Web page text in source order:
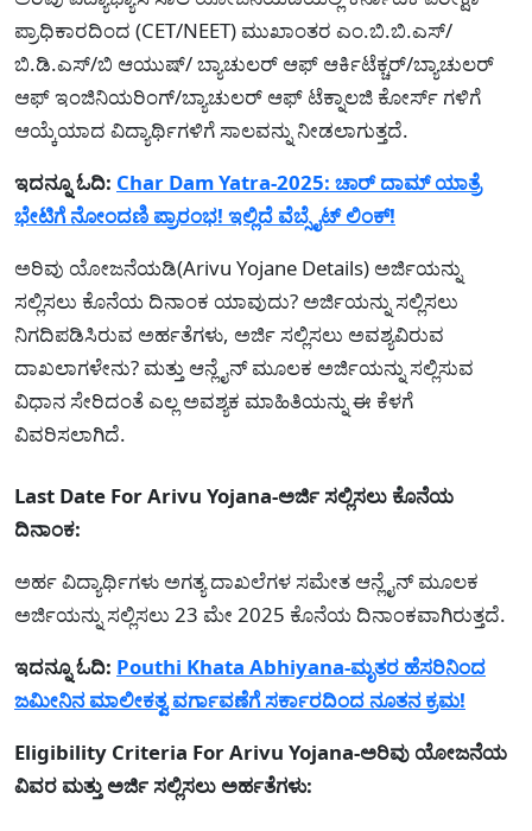
ಪ್ರಾಧಿಕಾರದಿಂದ (CET/NEET) ಮುಖಾಂತರ ಎಂ.ಬಿ.ಬಿ.ಎಸ್/
ಬಿ.ಡಿ.ಎಸ್/ಬಿ ಆಯುಷ್/ ಬ್ಯಾಚುಲರ್ ಆಫ್ ಆರ್ಕಿಟೆಕ್ಚರ್/ಬ್ಯಾಚುಲರ್
ಆಫ್ ಇಂಜಿನಿಯರಿಂಗ್/ಬ್ಯಾಚುಲರ್ ಆಫ್ ಟೆಕ್ನಾಲಜಿ ಕೋರ್ಸ್ ಗಳಿಗೆ
ಆಯ್ಕೆಯಾದ ವಿದ್ಯಾರ್ಥಿಗಳಿಗೆ ಸಾಲವನ್ನು ನೀಡಲಾಗುತ್ತದೆ.
ಇದನ್ನೂ ಓದಿ: Char Dam Yatra-2025: ಚಾರ್ ದಾಮ್ ಯಾತ್ರೆ
ಭೇಟಿಗೆ ನೋಂದಣಿ ಪ್ರಾರಂಭ! ಇಲ್ಲಿದೆ ವೆಬ್ಸೈಟ್ ಲಿಂಕ್!
ಅರಿವು ಯೋಜನೆಯಡಿ(Arivu Yojane Details) ಅರ್ಜಿಯನ್ನು
ಸಲ್ಲಿಸಲು ಕೊನೆಯ ದಿನಾಂಕ ಯಾವುದು? ಅರ್ಜಿಯನ್ನು ಸಲ್ಲಿಸಲು
ನಿಗದಿಪಡಿಸಿರುವ ಅರ್ಹತೆಗಳು, ಅರ್ಜಿ ಸಲ್ಲಿಸಲು ಅವಶ್ಯವಿರುವ
ದಾಖಲಾಗಳೇನು? ಮತ್ತು ಆನ್ಲೈನ್ ಮೂಲಕ ಅರ್ಜಿಯನ್ನು ಸಲ್ಲಿಸುವ
ವಿಧಾನ ಸೇರಿದಂತೆ ಎಲ್ಲ ಅವಶ್ಯಕ ಮಾಹಿತಿಯನ್ನು ಈ ಕೆಳಗೆ
ವಿವರಿಸಲಾಗಿದೆ.
Last Date For Arivu Yojana-ಅರ್ಜಿ ಸಲ್ಲಿಸಲು ಕೊನೆಯ
ದಿನಾಂಕ:
ಅರ್ಹ ವಿದ್ಯಾರ್ಥಿಗಳು ಅಗತ್ಯ ದಾಖಲೆಗಳ ಸಮೇತ ಆನ್ಲೈನ್ ಮೂಲಕ
ಅರ್ಜಿಯನ್ನು ಸಲ್ಲಿಸಲು 23 ಮೇ 2025 ಕೊನೆಯ ದಿನಾಂಕವಾಗಿರುತ್ತದೆ.
ಇದನ್ನೂ ಓದಿ: Pouthi Khata Abhiyana-ಮೃತರ ಹೆಸರಿನಿಂದ
ಜಮೀನಿನ ಮಾಲೀಕತ್ವ ವರ್ಗಾವಣೆಗೆ ಸರ್ಕಾರದಿಂದ ನೂತನ ಕ್ರಮ!
Eligibility Criteria For Arivu Yojana-ಅರಿವು ಯೋಜನೆಯ
ವಿವರ ಮತ್ತು ಅರ್ಜಿ ಸಲ್ಲಿಸಲು ಅರ್ಹತೆಗಳು: